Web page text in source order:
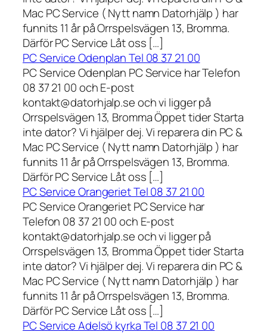
Mac PC Service ( Nytt namn Datorhjälp ) har
funnits 11 år på Orrspelsvägen 13, Bromma.
Därför PC Service Låt oss […]
PC Service Odenplan Tel 08 37 21 00
PC Service Odenplan PC Service har Telefon
08 37 21 00 och E-post
kontakt@datorhjalp.se och vi ligger på
Orrspelsvägen 13, Bromma Öppet tider Starta
inte dator? Vi hjälper dej. Vi reparera din PC &
Mac PC Service ( Nytt namn Datorhjälp ) har
funnits 11 år på Orrspelsvägen 13, Bromma.
Därför PC Service Låt oss […]
PC Service Orangeriet Tel 08 37 21 00
PC Service Orangeriet PC Service har
Telefon 08 37 21 00 och E-post
kontakt@datorhjalp.se och vi ligger på
Orrspelsvägen 13, Bromma Öppet tider Starta
inte dator? Vi hjälper dej. Vi reparera din PC &
Mac PC Service ( Nytt namn Datorhjälp ) har
funnits 11 år på Orrspelsvägen 13, Bromma.
Därför PC Service Låt oss […]
PC Service Adelsö kyrka Tel 08 37 21 00